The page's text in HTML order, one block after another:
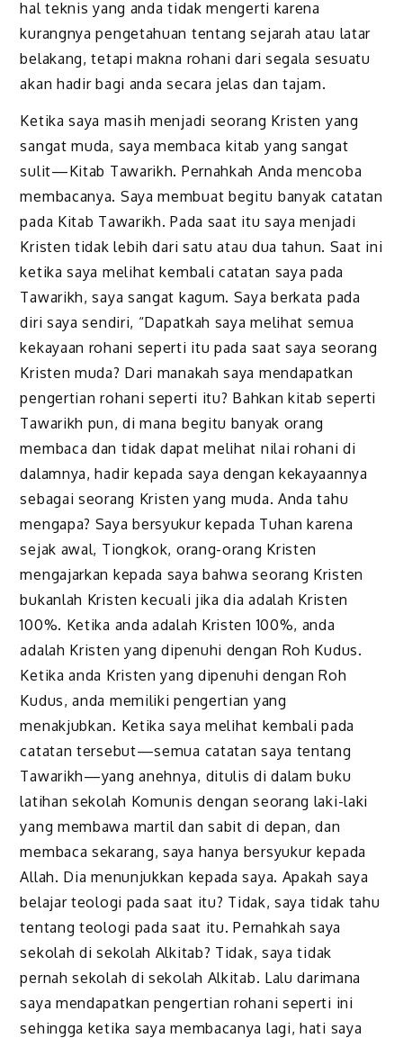
hal teknis yang anda tidak mengerti karena
kurangnya pengetahuan tentang sejarah atau latar
belakang, tetapi makna rohani dari segala sesuatu
akan hadir bagi anda secara jelas dan tajam.
Ketika saya masih menjadi seorang Kristen yang
sangat muda, saya membaca kitab yang sangat
sulit—Kitab Tawarikh. Pernahkah Anda mencoba
membacanya. Saya membuat begitu banyak catatan
pada Kitab Tawarikh. Pada saat itu saya menjadi
Kristen tidak lebih dari satu atau dua tahun. Saat ini
ketika saya melihat kembali catatan saya pada
Tawarikh, saya sangat kagum. Saya berkata pada
diri saya sendiri, “Dapatkah saya melihat semua
kekayaan rohani seperti itu pada saat saya seorang
Kristen muda? Dari manakah saya mendapatkan
pengertian rohani seperti itu? Bahkan kitab seperti
Tawarikh pun, di mana begitu banyak orang
membaca dan tidak dapat melihat nilai rohani di
dalamnya, hadir kepada saya dengan kekayaannya
sebagai seorang Kristen yang muda. Anda tahu
mengapa? Saya bersyukur kepada Tuhan karena
sejak awal, Tiongkok, orang-orang Kristen
mengajarkan kepada saya bahwa seorang Kristen
bukanlah Kristen kecuali jika dia adalah Kristen
100%. Ketika anda adalah Kristen 100%, anda
adalah Kristen yang dipenuhi dengan Roh Kudus.
Ketika anda Kristen yang dipenuhi dengan Roh
Kudus, anda memiliki pengertian yang
menakjubkan. Ketika saya melihat kembali pada
catatan tersebut—semua catatan saya tentang
Tawarikh—yang anehnya, ditulis di dalam buku
latihan sekolah Komunis dengan seorang laki-laki
yang membawa martil dan sabit di depan, dan
membaca sekarang, saya hanya bersyukur kepada
Allah. Dia menunjukkan kepada saya. Apakah saya
belajar teologi pada saat itu? Tidak, saya tidak tahu
tentang teologi pada saat itu. Pernahkah saya
sekolah di sekolah Alkitab? Tidak, saya tidak
pernah sekolah di sekolah Alkitab. Lalu darimana
saya mendapatkan pengertian rohani seperti ini
sehingga ketika saya membacanya lagi, hati saya